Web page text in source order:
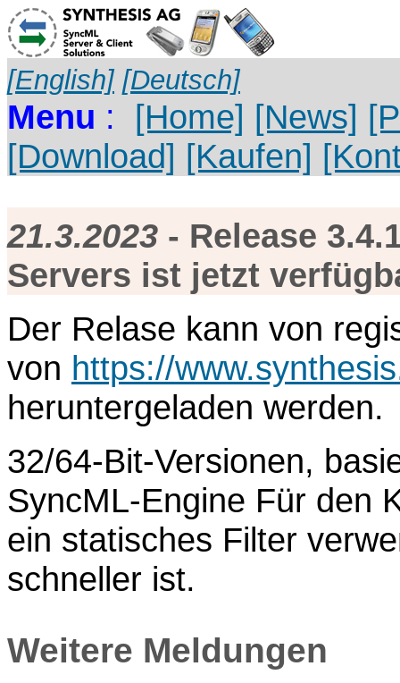
[English] [Deutsch]
Menu : [Home] [News]
[Download] [Kaufen]
21.3.2023 - Release
Servers ist jetzt
Der Relase kann von
von https://
heruntergeladen werden.
32/64-Bit-Versionen,
SyncML-Engine Für den
ein statisches Filter
schneller ist.
Weitere Meldungen